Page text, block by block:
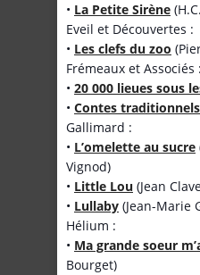
• La Petite Sirène
Eveil et Découvertes :
• Les clefs du zoo
Frémeaux et Associés :
• 20 000 lieues sous
• Contes
Gallimard :
• L’omelette au sucre
Vignod)
• Little Lou (Jean
• Lullaby (Jean-Marie
Hélium :
• Ma grande soeur
Bourget)